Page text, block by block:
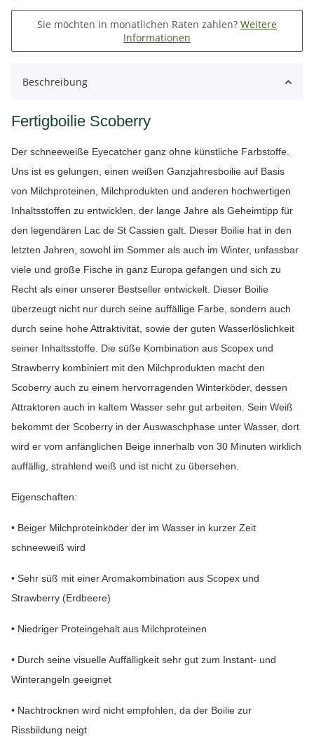
Sie möchten in monatlichen Raten zahlen? Weitere
Informationen
Beschreibung
Fertigboilie Scoberry
Der schneeweiße Eyecatcher ganz ohne künstliche Farbstoffe.
Uns ist es gelungen, einen weißen Ganzjahresboilie auf Basis
von Milchproteinen, Milchprodukten und anderen hochwertigen
Inhaltsstoffen zu entwicklen, der lange Jahre als Geheimtipp für
den legendären Lac de St Cassien galt. Dieser Boilie hat in den
letzten Jahren, sowohl im Sommer als auch im Winter, unfassbar
viele und große Fische in ganz Europa gefangen und sich zu
Recht als einer unserer Bestseller entwickelt. Dieser Boilie
überzeugt nicht nur durch seine auffällige Farbe, sondern auch
durch seine hohe Attraktivität, sowie der guten Wasserlöslichkeit
seiner Inhaltsstoffe. Die süße Kombination aus Scopex und
Strawberry kombiniert mit den Milchprodukten macht den
Scoberry auch zu einem hervorragenden Winterköder, dessen
Attraktoren auch in kaltem Wasser sehr gut arbeiten. Sein Weiß
bekommt der Scoberry in der Auswaschphase unter Wasser, dort
wird er vom anfänglichen Beige innerhalb von 30 Minuten wirklich
auffällig, strahlend weiß und ist nicht zu übersehen.
Eigenschaften:
• Beiger Milchproteinköder der im Wasser in kurzer Zeit
schneeweiß wird
• Sehr süß mit einer Aromakombination aus Scopex und
Strawberry (Erdbeere)
• Niedriger Proteingehalt aus Milchproteinen
• Durch seine visuelle Auffälligkeit sehr gut zum Instant- und
Winterangeln geeignet
• Nachtrocknen wird nicht empfohlen, da der Boilie zur
Rissbildung neigt